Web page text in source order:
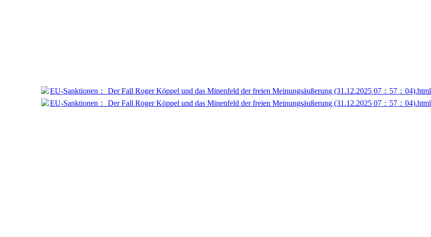
EU-Sanktionen： Der Fall Roger Köppel und das Minenfeld der freien Meinungsäußerung (31.12.2025 07：57：04).html
EU-Sanktionen： Der Fall Roger Köppel und das Minenfeld der freien Meinungsäußerung (31.12.2025 07：57：04).html